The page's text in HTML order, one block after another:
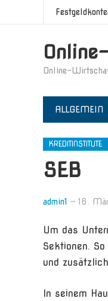
Online-
ALLGEMEIN
KREDITINSTITUTE
SEB
admin1 — 16.
Um das
Sektionen.
und
In seinem